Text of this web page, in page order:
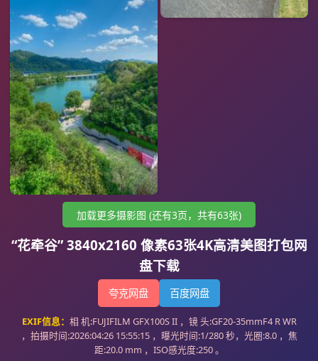
加载更多摄影图 (还有3页，共有63张)
“花牵谷” 3840x2160 像素63张4K高清美图打包网
盘下载
夸克网盘 百度网盘
EXIF信息： 相 机:FUJIFILM GFX100S II ，镜 头:GF20-35mmF4 R WR
，拍摄时间:2026:04:26 15:55:15 ，曝光时间:1/280 秒，光圈:8.0 ，焦
距:20.0 mm ，ISO感光度:250 。